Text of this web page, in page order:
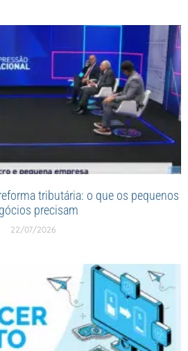
tributária: o que os pequenos
precisam
22/07/2026